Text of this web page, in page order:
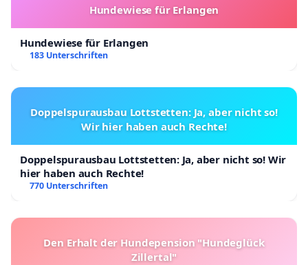
Hundewiese für Erlangen
Hundewiese für Erlangen
183 Unterschriften
Doppelspurausbau Lottstetten: Ja, aber nicht so!
Wir hier haben auch Rechte!
Doppelspurausbau Lottstetten: Ja, aber nicht so! Wir
hier haben auch Rechte!
770 Unterschriften
Den Erhalt der Hundepension "Hundeglück
Zillertal"